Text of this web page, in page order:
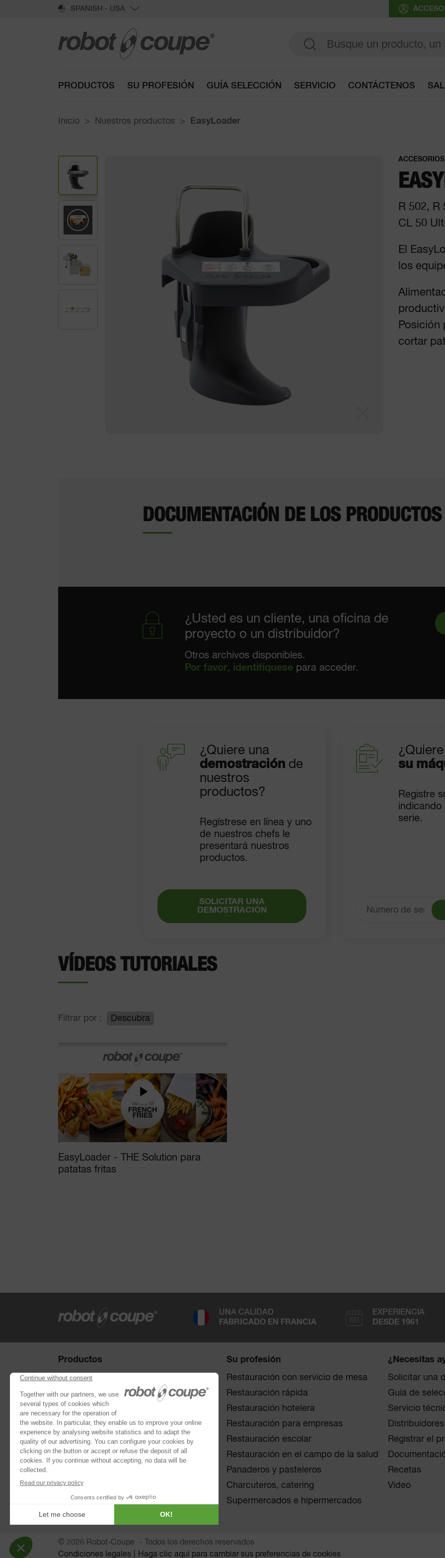
SPANISH - USA
PRODUCTOS SU PROFESIÓN GUÍA SELECCIÓN SERVICIO CONTÁCTENOS
Inicio Nuestros productos EasyLoader
ACCESORIOS
R 502, R
CL 50
El
los
Posición
cortar
DOCUMENTACIÓN DE LOS PRODUCTOS
¿Usted es un cliente, una oficina de
proyecto o un distribuidor?
Otros archivos disponibles.
Por favor, identifíquese para acceder.
¿Quiere una
demostración de
nuestros
productos?
Regístrese en línea y uno
de nuestros chefs le
presentará nuestros
productos.
SOLICITAR UNA
DEMOSTRACIÓN
su
Registre
indicando
serie.
VÍDEOS TUTORIALES
Filtrar por : Descubra
EasyLoader - THE Solution para
patatas fritas
UNA CALIDAD
FABRICADO EN FRANCIA
EXPERIENCIA
DESDE 1961
Productos
Combinados : cutters y corta-hortalizas
Colección de discos
Corta-hortalizas
Cutters
Blixer
Brazos trituradores
Coladores Automáticos
Su profesión
Restauración con servicio de mesa
Restauración rápida
Restauración hotelera
Restauración para empresas
Restauración escolar
Restauración en el campo de la salud
Panaderos y pasteleros
Charcuteros, catering
Supermercados e hipermercados
¿Necesitas
Solicitar una
Guía de
Servicio
Distribuidores
Registrar el
Recetas
Video
© 2026 Robot-Coupe
Todos los derechos reservados
Condiciones legales
Haga clic aquí para cambiar sus preferencias de cookies
Consulte la guía de selección